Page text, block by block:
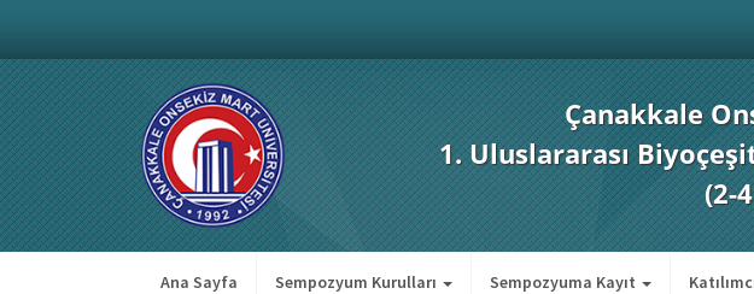
Çanakkale
1. Uluslararası
(2-
Ana Sayfa Sempozyum Kurulları Sempozyuma Kayıt